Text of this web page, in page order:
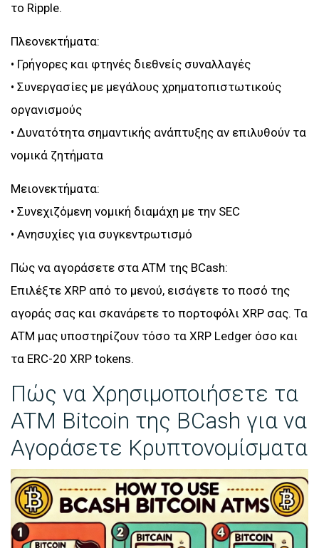
το Ripple.
Πλεονεκτήματα:
• Γρήγορες και φτηνές διεθνείς συναλλαγές
• Συνεργασίες με μεγάλους χρηματοπιστωτικούς
οργανισμούς
• Δυνατότητα σημαντικής ανάπτυξης αν επιλυθούν τα
νομικά ζητήματα
Μειονεκτήματα:
• Συνεχιζόμενη νομική διαμάχη με την SEC
• Ανησυχίες για συγκεντρωτισμό
Πώς να αγοράσετε στα ATM της BCash:
Επιλέξτε XRP από το μενού, εισάγετε το ποσό της
αγοράς σας και σκανάρετε το πορτοφόλι XRP σας. Τα
ATM μας υποστηρίζουν τόσο τα XRP Ledger όσο και
τα ERC-20 XRP tokens.
Πώς να Χρησιμοποιήσετε τα
ATM Bitcoin της BCash για να
Αγοράσετε Κρυπτονομίσματα